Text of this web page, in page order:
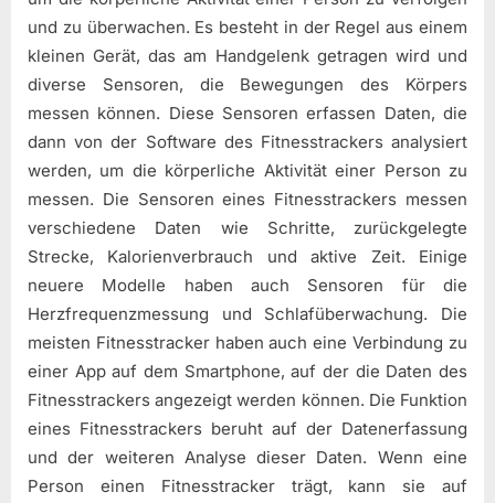
und zu überwachen. Es besteht in der Regel aus einem
kleinen Gerät, das am Handgelenk getragen wird und
diverse Sensoren, die Bewegungen des Körpers
messen können. Diese Sensoren erfassen Daten, die
dann von der Software des Fitnesstrackers analysiert
werden, um die körperliche Aktivität einer Person zu
messen. Die Sensoren eines Fitnesstrackers messen
verschiedene Daten wie Schritte, zurückgelegte
Strecke, Kalorienverbrauch und aktive Zeit. Einige
neuere Modelle haben auch Sensoren für die
Herzfrequenzmessung und Schlafüberwachung. Die
meisten Fitnesstracker haben auch eine Verbindung zu
einer App auf dem Smartphone, auf der die Daten des
Fitnesstrackers angezeigt werden können. Die Funktion
eines Fitnesstrackers beruht auf der Datenerfassung
und der weiteren Analyse dieser Daten. Wenn eine
Person einen Fitnesstracker trägt, kann sie auf